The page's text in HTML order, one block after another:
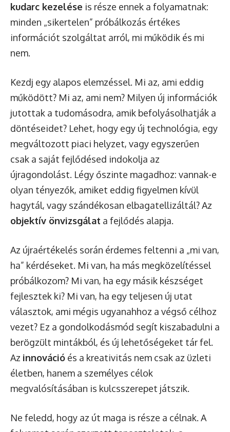
kudarc kezelése is része ennek a folyamatnak:
minden „sikertelen” próbálkozás értékes
információt szolgáltat arról, mi működik és mi
nem.
Kezdj egy alapos elemzéssel. Mi az, ami eddig
működött? Mi az, ami nem? Milyen új információk
jutottak a tudomásodra, amik befolyásolhatják a
döntéseidet? Lehet, hogy egy új technológia, egy
megváltozott piaci helyzet, vagy egyszerűen
csak a saját fejlődésed indokolja az
újragondolást. Légy őszinte magadhoz: vannak-e
olyan tényezők, amiket eddig figyelmen kívül
hagytál, vagy szándékosan elbagatellizáltál? Az
objektív önvizsgálat a fejlődés alapja.
Az újraértékelés során érdemes feltenni a „mi van,
ha” kérdéseket. Mi van, ha más megközelítéssel
próbálkozom? Mi van, ha egy másik készséget
fejlesztek ki? Mi van, ha egy teljesen új utat
választok, ami mégis ugyanahhoz a végső célhoz
vezet? Ez a gondolkodásmód segít kiszabadulni a
berögzült mintákból, és új lehetőségeket tár fel.
Az innováció és a kreativitás nem csak az üzleti
életben, hanem a személyes célok
megvalósításában is kulcsszerepet játszik.
Ne feledd, hogy az út maga is része a célnak. A